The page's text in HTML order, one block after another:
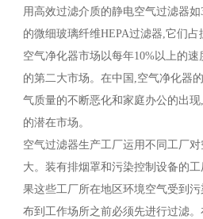
用高效过滤介质的静电空气过滤器
的微细玻璃纤维HEPA过滤器,它们
空气净化器市场以每年10%以上的
的第二大市场。在中国,空气净化器
气质量的不断恶化和家庭办公的出
的潜在市场。
空气过滤器生产工厂运用不同工厂
大。装有排烟罩和污染控制设备的
果这些工厂所在地区环境空气受到
布到工作场所之前必须先进行过滤